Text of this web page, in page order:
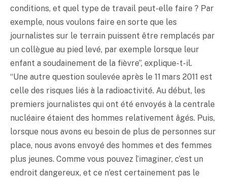
conditions, et quel type de travail peut-elle faire ? Par
exemple, nous voulons faire en sorte que les
journalistes sur le terrain puissent être remplacés par
un collègue au pied levé, par exemple lorsque leur
enfant a soudainement de la fièvre”, explique-t-il.
“Une autre question soulevée après le 11 mars 2011 est
celle des risques liés à la radioactivité. Au début, les
premiers journalistes qui ont été envoyés à la centrale
nucléaire étaient des hommes relativement âgés. Puis,
lorsque nous avons eu besoin de plus de personnes sur
place, nous avons envoyé des hommes et des femmes
plus jeunes. Comme vous pouvez l’imaginer, c’est un
endroit dangereux, et ce n’est certainement pas le